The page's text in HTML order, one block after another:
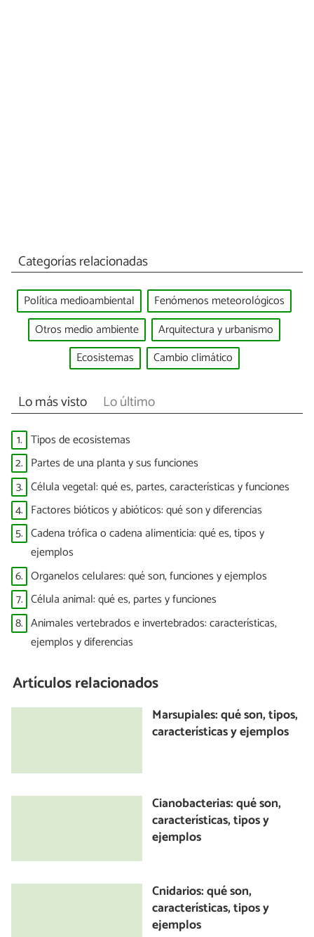
Categorías relacionadas
Política medioambiental
Fenómenos meteorológicos
Otros medio ambiente
Arquitectura y urbanismo
Ecosistemas
Cambio climático
Lo más visto Lo último
1. Tipos de ecosistemas
2. Partes de una planta y sus funciones
3. Célula vegetal: qué es, partes, características y funciones
4. Factores bióticos y abióticos: qué son y diferencias
5. Cadena trófica o cadena alimenticia: qué es, tipos y
ejemplos
6. Organelos celulares: qué son, funciones y ejemplos
7. Célula animal: qué es, partes y funciones
8. Animales vertebrados e invertebrados: características,
ejemplos y diferencias
Artículos relacionados
Marsupiales: qué son, tipos,
características y ejemplos
Cianobacterias: qué son,
características, tipos y
ejemplos
Cnidarios: qué son,
características, tipos y
ejemplos